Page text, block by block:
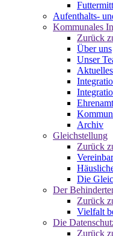
Aufenthalts-
Kommunales
Zurück
Über uns
Unser
Aktuelles
Archiv
Gleichstellung
Zurück
Die
Der
Zurück
Vielfalt
Die
Zurück